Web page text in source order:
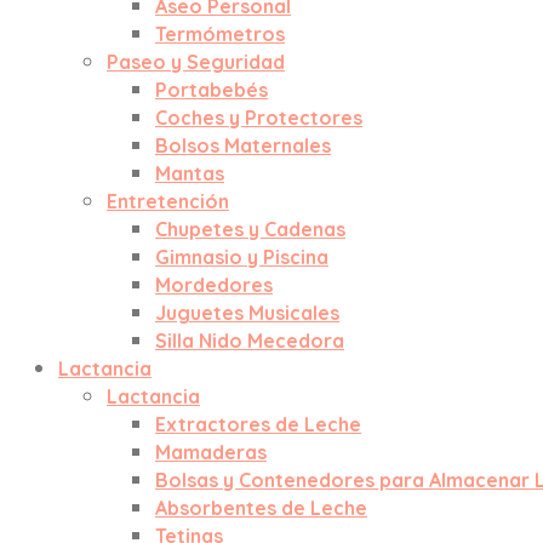
Aseo Personal
Termómetros
Paseo y Seguridad
Portabebés
Coches y Protectores
Bolsos Maternales
Mantas
Entretención
Chupetes y Cadenas
Gimnasio y Piscina
Mordedores
Juguetes Musicales
Silla Nido Mecedora
Lactancia
Lactancia
Extractores de Leche
Mamaderas
Bolsas y Contenedores para Almacenar
Absorbentes de Leche
Tetinas